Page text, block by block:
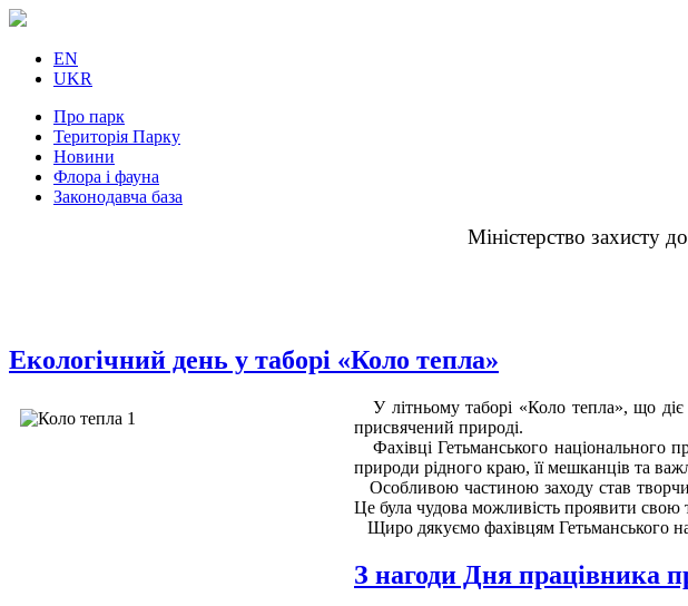
EN
UKR
Про парк
Територія Парку
Новини
Флора і фауна
Законодавча база
Міністерство захисту
Екологічний день у таборі «Коло тепла»
У літньому таборі «Коло тепла», що діє
присвячений природі.
Фахівці Гетьманського національного
природи рідного краю, її мешканців та
Особливою частиною заходу став
Це була чудова можливість проявити свою
Щиро дякуємо фахівцям Гетьманського
З нагоди Дня працівника